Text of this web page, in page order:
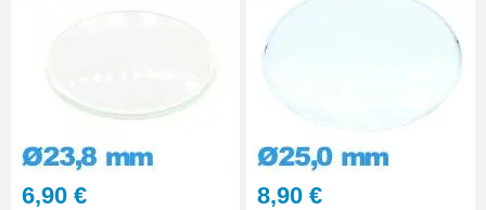
6,90 € 8,90 €